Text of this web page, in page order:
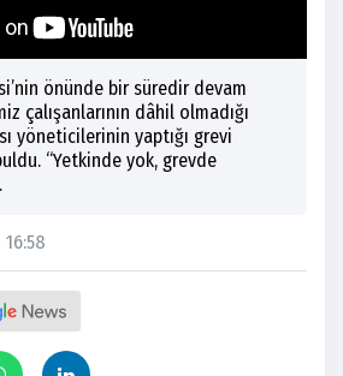
önünde bir süredir devam
çalışanlarının dâhil olmadığı
yöneticilerinin yaptığı grevi
“Yetkinde yok, grevde
16:58